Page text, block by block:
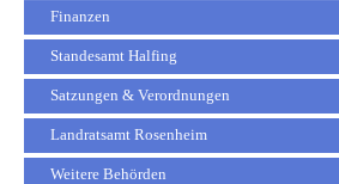
Finanzen
Standesamt Halfing
Satzungen & Verordnungen
Landratsamt Rosenheim
Weitere Behörden